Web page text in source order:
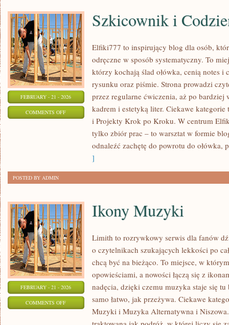
FEBRUARY - 21 - 2026
COMMENTS OFFON
SZKICOWNIK
CODZIENNA
PRAKTYKA
Szkicownik i
Elfiki777 to inspirujący blog dla osób,
odręczne w sposób systematyczny. To
którzy kochają ślad ołówka, cenią notes i
rysunku oraz piśmie. Strona prowadzi
przez regularne ćwiczenia, aż po bardziej
kadrem i estetyką liter. Ciekawe
i Projekty Krok po Kroku. W centrum
tylko zbiór prac – to warsztat w formie
odnaleźć zachętę do powrotu do ołówka,
]
POSTED BY ADMIN
FEBRUARY - 21 - 2026
COMMENTS OFFON
Ikony Muzyki
Limith to rozrywkowy serwis dla fanów
o czytelnikach szukających lekkości po
chcą być na bieżąco. To miejsce, w
opowieściami, a nowości łączą się z
nadęcia, dzięki czemu muzyka staje się
samo łatwo, jak przeżywa. Ciekawe
Muzyki i Muzyka Alternatywna i